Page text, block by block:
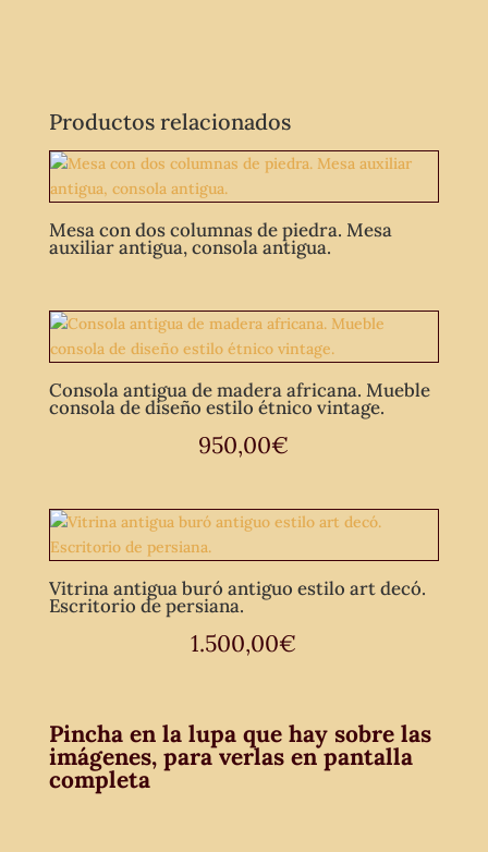
Productos relacionados
Mesa con dos columnas de piedra. Mesa
auxiliar antigua, consola antigua.
Consola antigua de madera africana. Mueble
consola de diseño estilo étnico vintage.
950,00€
Vitrina antigua buró antiguo estilo art decó.
Escritorio de persiana.
1.500,00€
Pincha en la lupa que hay sobre las
imágenes, para verlas en pantalla
completa